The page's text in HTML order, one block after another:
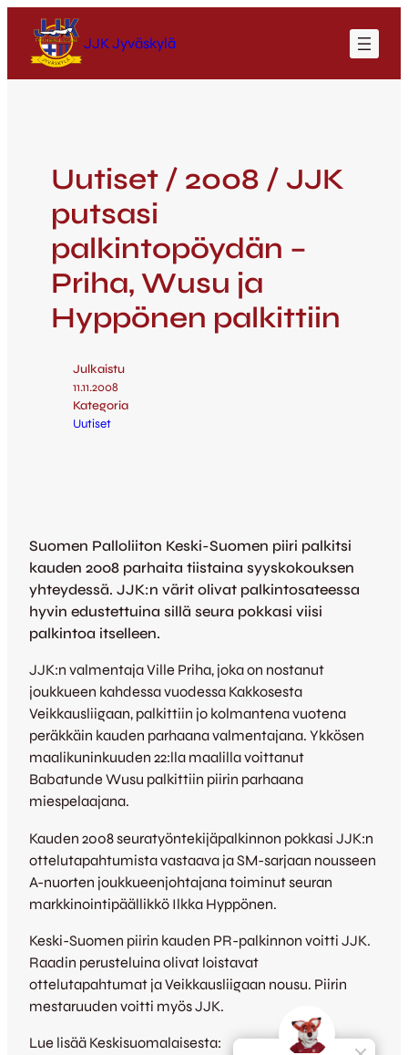
JJK Jyväskylä
Uutiset / 2008 / JJK
putsasi
palkintopöydän –
Priha, Wusu ja
Hyppönen palkittiin
Julkaistu
11.11.2008
Kategoria
Uutiset
Suomen Palloliiton Keski-Suomen piiri palkitsi
kauden 2008 parhaita tiistaina syyskokouksen
yhteydessä. JJK:n värit olivat palkintosateessa
hyvin edustettuina sillä seura pokkasi viisi
palkintoa itselleen.
JJK:n valmentaja Ville Priha, joka on nostanut
joukkueen kahdessa vuodessa Kakkosesta
Veikkausliigaan, palkittiin jo kolmantena vuotena
peräkkäin kauden parhaana valmentajana. Ykkösen
maalikuninkuuden 22:lla maalilla voittanut
Babatunde Wusu palkittiin piirin parhaana
miespelaajana.
Kauden 2008 seuratyöntekijäpalkinnon pokkasi JJK:n
ottelutapahtumista vastaava ja SM-sarjaan nousseen
A-nuorten joukkueenjohtajana toiminut seuran
markkinointipäällikkö Ilkka Hyppönen.
Keski-Suomen piirin kauden PR-palkinnon voitti JJK.
Raadin perusteluina olivat loistavat
ottelutapahtumat ja Veikkausliigaan nousu. Piirin
mestaruuden voitti myös JJK.
Lue lisää Keskisuomalaisesta: